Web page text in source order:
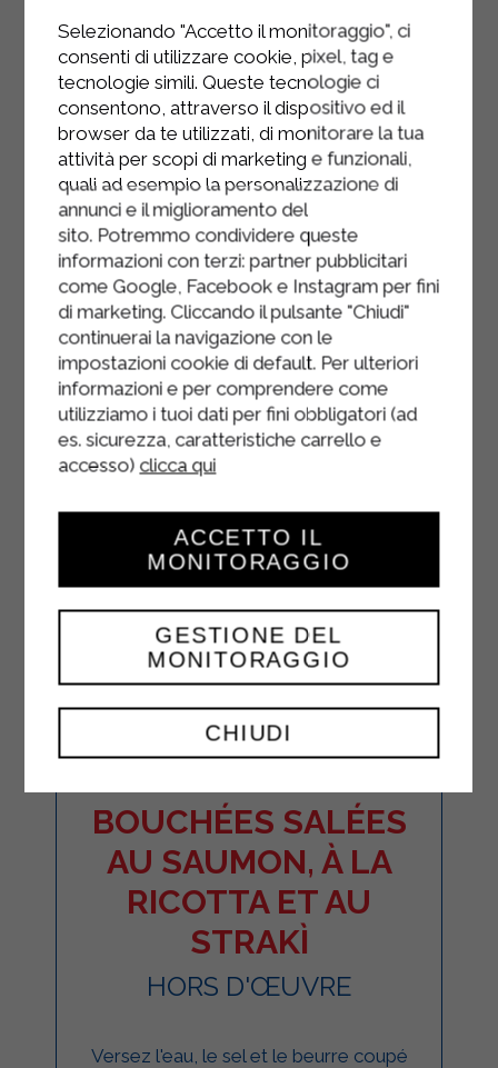
Sortir du four, attendre une dizaine
de minutes et démouler les paniers
au fromage.
Servir encore légèrement tièdes,
éventuellement accompagnés d’une
salade composée.
BOUCHÉES SALÉES
AU SAUMON, À LA
RICOTTA ET AU
STRAKÌ
HORS D'ŒUVRE
Versez l'eau, le sel et le beurre coupé
Selezionando "Accetto il monitoraggio", ci
consenti di utilizzare cookie, pixel, tag e
tecnologie simili. Queste tecnologie ci
consentono, attraverso il dispositivo ed il
browser da te utilizzati, di monitorare la tua
attività per scopi di marketing e funzionali,
quali ad esempio la personalizzazione di
annunci e il miglioramento del
sito. Potremmo condividere queste
informazioni con terzi: partner pubblicitari
come Google, Facebook e Instagram per fini
di marketing. Cliccando il pulsante "Chiudi"
continuerai la navigazione con le
impostazioni cookie di default. Per ulteriori
informazioni e per comprendere come
utilizziamo i tuoi dati per fini obbligatori (ad
es. sicurezza, caratteristiche carrello e
accesso) clicca qui
CHIUDI
GESTIONE DEL
MONITORAGGIO
ACCETTO IL
MONITORAGGIO